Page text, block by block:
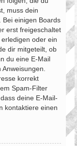
muss dein
Bei einigen Boards
erst freigeschaltet
oder ein
dir mitgeteilt, ob
du eine E-Mail
korrekt
Spam-Filter
deine E-Mail-
kontaktiere einen